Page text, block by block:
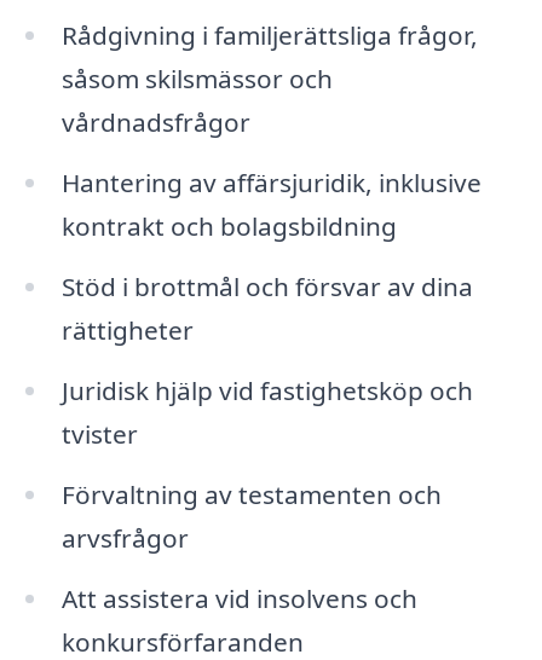
Rådgivning i familjerättsliga frågor,
såsom skilsmässor och
vårdnadsfrågor
Hantering av affärsjuridik, inklusive
kontrakt och bolagsbildning
Stöd i brottmål och försvar av dina
rättigheter
Juridisk hjälp vid fastighetsköp och
tvister
Förvaltning av testamenten och
arvsfrågor
Att assistera vid insolvens och
konkursförfaranden